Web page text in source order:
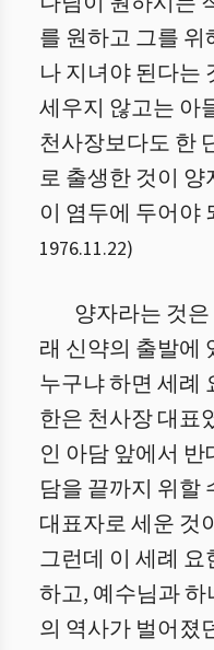
를 원하고 그를
나 지녀야 된다는
세우지 않고는 아
천사장보다도 한
로 출생한 것이
이 염두에 두어야
1976.11.22)
양자라는 것
래 신약의 출발에
누구냐 하면 세례
한은 천사장 대표
인 아담 앞에서
담을 끝까지 위할
대표자로 세운 것
그런데 이 세례
하고, 예수님과
의 역사가 벌어졌